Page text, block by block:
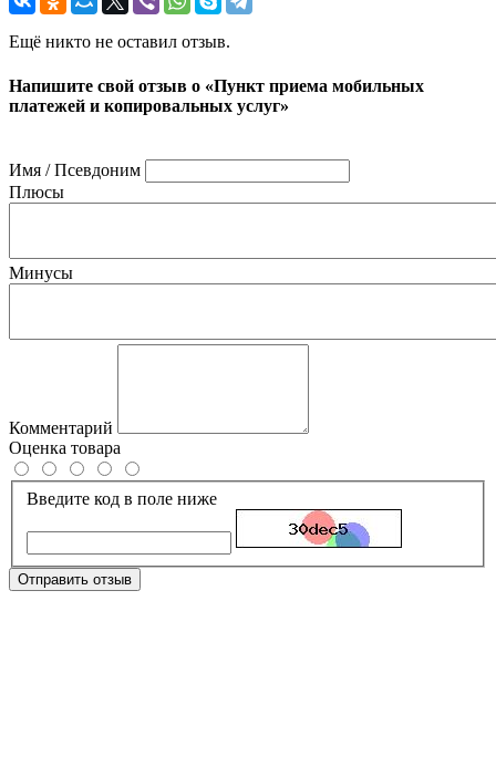
Ещё никто не оставил отзыв.
Напишите свой отзыв о «Пункт приема мобильных
платежей и копировальных услуг»
Имя / Псевдоним
Плюсы
Минусы
Комментарий
Оценка товара
Введите код в поле ниже
Отправить отзыв